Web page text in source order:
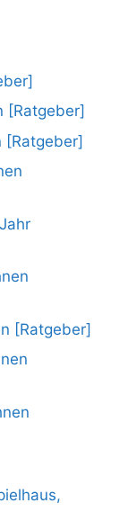
[Ratgeber]
[Ratgeber]
[Ratgeber]